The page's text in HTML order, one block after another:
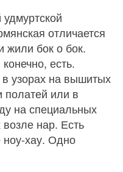
отличается
жили бок о бок.
есть.
узорах на вышитых
полатей или в
на специальных
нар. Есть
ноу-хау. Одно